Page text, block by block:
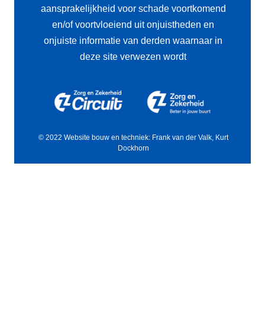
aansprakelijkheid voor schade voortkomend
en/of voortvloeiend uit onjuistheden en
onjuiste informatie van derden waarnaar in
deze site verwezen wordt
© 2022 Website bouw en techniek: Frank van der Valk, Kurt
Dockhorn